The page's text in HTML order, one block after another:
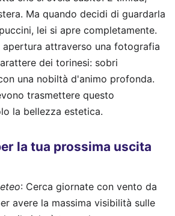
Ma quando decidi di guardarla
lei si apre completamente.
apertura attraverso una fotografia
dei torinesi: sobri
una nobiltà d'animo profonda.
trasmettere questo
la bellezza estetica.
la tua prossima uscita
: Cerca giornate con vento da
avere la massima visibilità sulle